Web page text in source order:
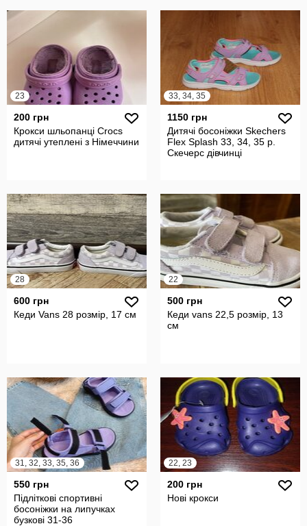
23
200 грн
Крокси шльопанці Crocs
дитячі утеплені з Німеччини
33, 34, 35
1150 грн
Дитячі босоніжки Skechers
Flex Splash 33, 34, 35 р.
Скечерс дівчинці
28
600 грн
Кеди Vans 28 розмір, 17 см
22
500 грн
Кеди vans 22,5 розмір, 13
см
31, 32, 33, 35, 36
550 грн
Підліткові спортивні
босоніжки на липучках
бузкові 31-36
22, 23
200 грн
Нові крокси